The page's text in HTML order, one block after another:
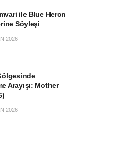
ile Blue Heron
Söyleşi
2026
Arayışı: Mother
2026